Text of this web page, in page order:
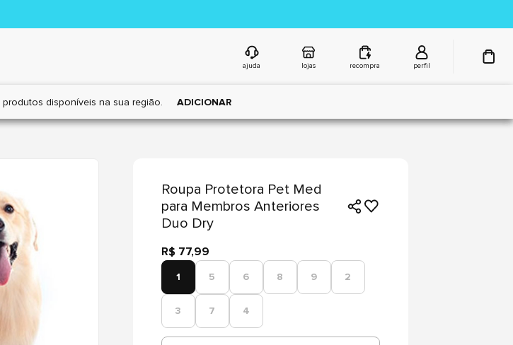
ajuda lojas recompra perfil
produtos disponíveis na sua região. ADICIONAR
Roupa Protetora Pet Med
para Membros Anteriores
Duo Dry
R$ 77,99
1 5 6 8 9 2
3 7 4